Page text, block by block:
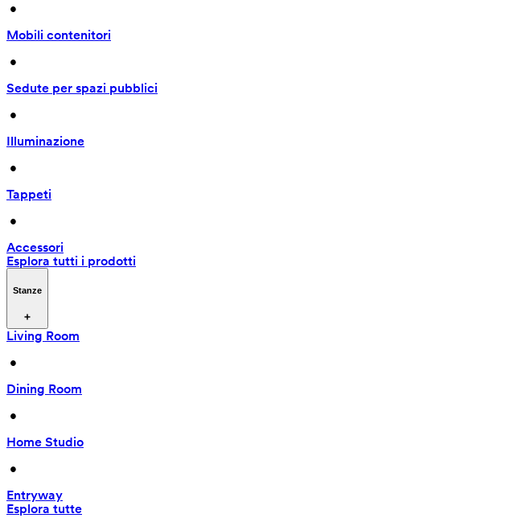
•
Mobili contenitori
•
Sedute per spazi pubblici
•
Illuminazione
•
Tappeti
•
Accessori
Esplora tutti i prodotti
Stanze
Living Room
•
Dining Room
•
Home Studio
•
Entryway
Esplora tutte